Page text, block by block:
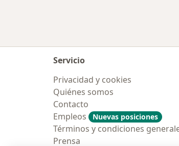
Servicio
Privacidad y cookies
Quiénes somos
Contacto
Empleos
Nuevas posiciones
Términos y condiciones
Prensa